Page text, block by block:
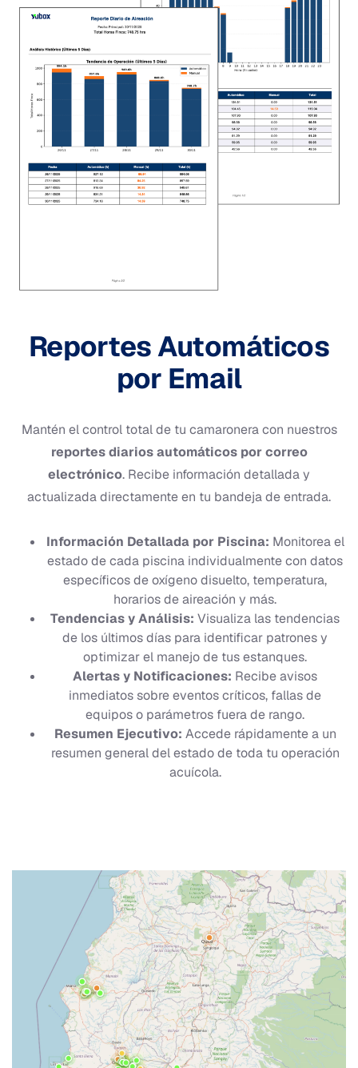
Reportes Automáticos
por Email
Mantén el control total de tu camaronera con nuestros
reportes diarios automáticos por correo
electrónico. Recibe información detallada y
actualizada directamente en tu bandeja de entrada.
Información Detallada por Piscina: Monitorea el
estado de cada piscina individualmente con datos
específicos de oxígeno disuelto, temperatura,
horarios de aireación y más.
Tendencias y Análisis: Visualiza las tendencias
de los últimos días para identificar patrones y
optimizar el manejo de tus estanques.
Alertas y Notificaciones: Recibe avisos
inmediatos sobre eventos críticos, fallas de
equipos o parámetros fuera de rango.
Resumen Ejecutivo: Accede rápidamente a un
resumen general del estado de toda tu operación
acuícola.